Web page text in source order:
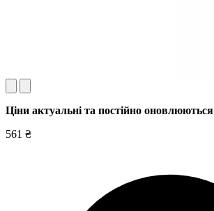
Ціни актуальні та постійно оновлюються
561 ₴